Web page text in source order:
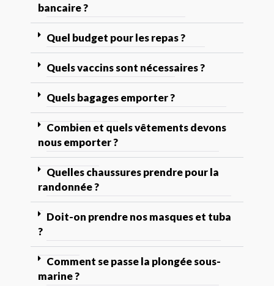
bancaire ?
Quel budget pour les repas ?
Quels vaccins sont nécessaires ?
Quels bagages emporter ?
Combien et quels vêtements devons
nous emporter ?
Quelles chaussures prendre pour la
randonnée ?
Doit-on prendre nos masques et tuba
?
Comment se passe la plongée sous-
marine ?